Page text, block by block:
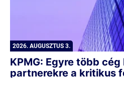
2026. AUGUSZTUS 3.
KPMG: Egyre több
partnerekre a kritikus